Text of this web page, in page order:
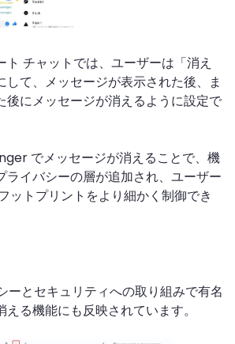
ト チャットでは、ユーザーは「消え
して、メッセージが表示された後、ま
後にメッセージが消えるように設定で
でメッセージが消えることで、機
ライバシーの層が追加され、ユーザー
ットプリントをより細かく制御でき
ーとセキュリティへの取り組みで有名
る機能にも反映されています。